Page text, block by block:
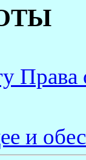
Права
и